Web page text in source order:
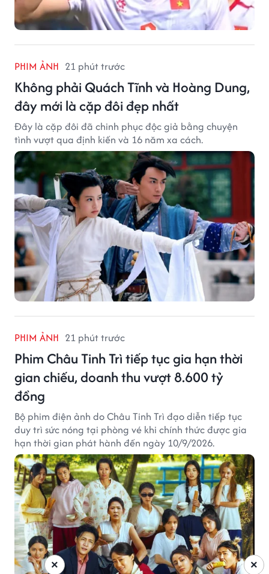
PHIM ẢNH 21 phút trước
Không phải Quách Tĩnh và Hoàng Dung,
đây mới là cặp đôi đẹp nhất
Đây là cặp đôi đã chinh phục độc giả bằng chuyện
tình vượt qua định kiến và 16 năm xa cách.
PHIM ẢNH 21 phút trước
Phim Châu Tinh Trì tiếp tục gia hạn thời
gian chiếu, doanh thu vượt 8.600 tỷ
đồng
Bộ phim điện ảnh do Châu Tinh Trì đạo diễn tiếp tục
duy trì sức nóng tại phòng vé khi chính thức được gia
hạn thời gian phát hành đến ngày 10/9/2026.
×
×